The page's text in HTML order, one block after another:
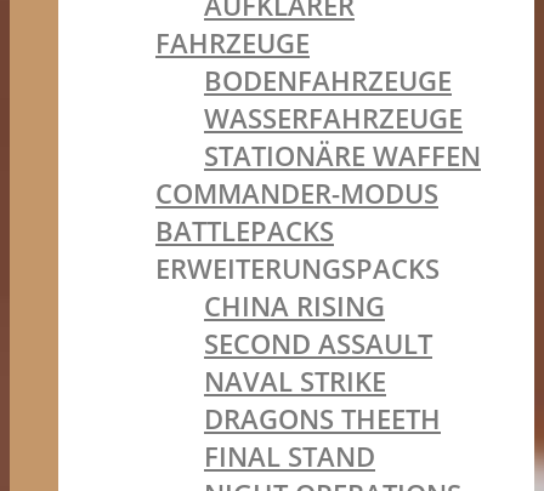
FAHRZEUGE
BODENFAHRZEUGE
WASSERFAHRZEUGE
STATIONÄRE WAFFEN
COMMANDER-MODUS
BATTLEPACKS
ERWEITERUNGSPACKS
CHINA RISING
SECOND ASSAULT
NAVAL STRIKE
DRAGONS THEETH
FINAL STAND